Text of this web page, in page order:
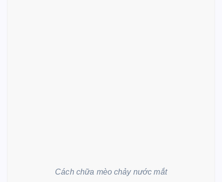
Cách chữa mèo chảy nước mắt